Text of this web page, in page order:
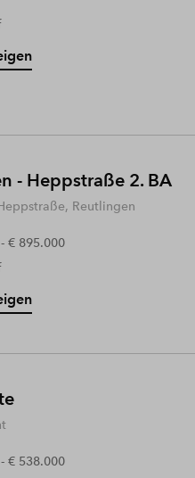
- Heppstraße 2. BA
Reutlingen
€ 895.000
€ 538.000